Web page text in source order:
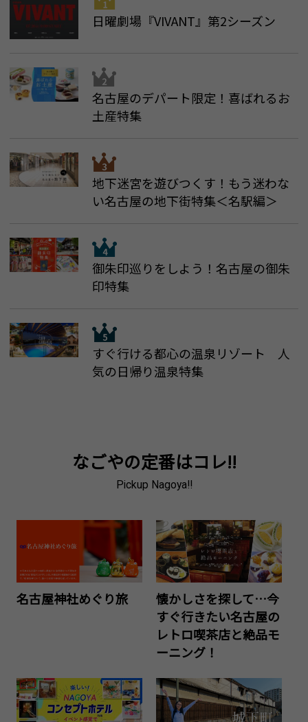
日曜劇場『VIVANT』第2シーズン
名古屋のデパート限定！喜ばれるお
土産特集
地下迷宮を遊びつくす！もう迷わな
い名古屋の地下街特集＜名駅編＞
御朱印巡りをしよう！名古屋の御朱
印特集
すぐ行ける都心の温泉リゾート 人
気の日帰り温泉特集
なごやの定番はコレ!!
Pickup Nagoya!!
名古屋神社めぐり旅
懐かしさを探して…今
すぐ行きたい名古屋の
レトロ喫茶店と絶品モ
ーニング！